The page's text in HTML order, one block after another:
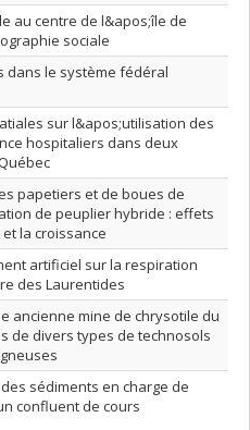
au centre de l&apos;île de
sociale
dans le système fédéral
sur l&apos;utilisation des
hospitaliers dans deux
papetiers et de boues de
de peuplier hybride : effets
la croissance
artificiel sur la respiration
des Laurentides
ancienne mine de chrysotile du
de divers types de technosols
sédiments en charge de
confluent de cours